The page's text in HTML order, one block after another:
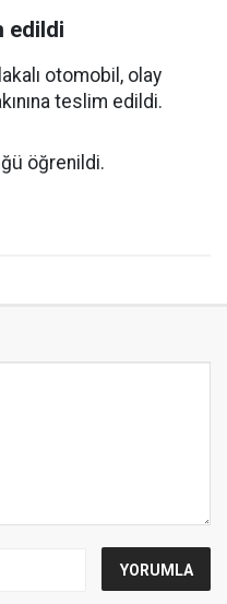
edildi
otomobil, olay
teslim edildi.
öğrenildi.